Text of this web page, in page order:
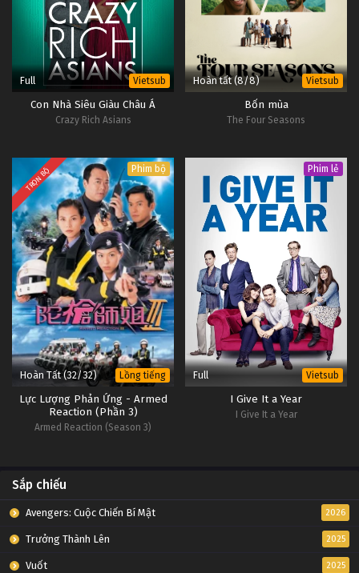
Full Vietsub
Con Nhà Siêu Giàu Châu Á
Crazy Rich Asians
Hoàn tất (8/8) Vietsub
Bốn mùa
The Four Seasons
TRỌN BỘ Phim bộ
Hoàn Tất (32/32) Lồng tiếng
Lực Lượng Phản Ứng - Armed
Reaction (Phần 3)
Armed Reaction (Season 3)
Phim lẻ
Full Vietsub
I Give It a Year
I Give It a Year
Sắp chiếu
Avengers: Cuộc Chiến Bí Mật 2026
Trưởng Thành Lên 2025
Vuốt 2025